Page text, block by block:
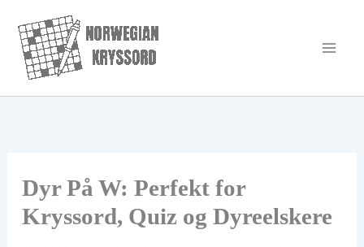
rett
innholdet
Dyr På W: Perfekt for
Kryssord, Quiz og Dyreelskere